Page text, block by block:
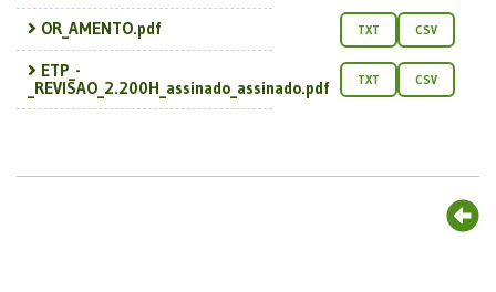
OR_AMENTO.pdf TXT CSV
ETP_-
_REVISAO_2.200H_assinado_assinado.pdf
TXT CSV